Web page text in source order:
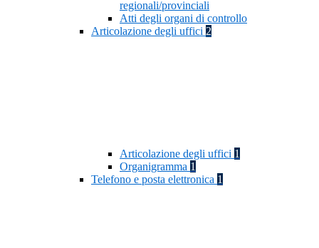
regionali/provinciali
Atti degli organi di controllo
Articolazione degli uffici 2
Articolazione degli uffici 1
Organigramma 1
Telefono e posta elettronica 1